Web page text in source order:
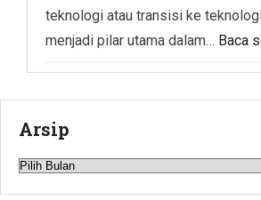
teknologi atau transisi ke
menjadi pilar utama dalam… Baca
Arsip
Arsip